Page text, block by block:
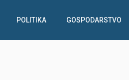
POLITIKA GOSPODARSTVO